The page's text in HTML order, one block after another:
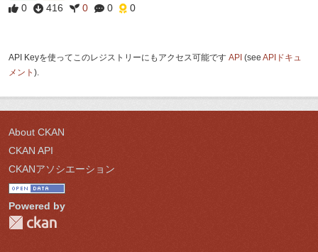
0 416 0 0 0
API Keyを使ってこのレジストリーにもアクセス可能です API (see APIドキュ
メント ).
About CKAN
CKAN API
CKANアソシエーション
Powered by